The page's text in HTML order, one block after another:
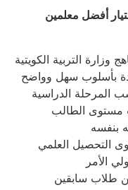
أفضل معلمين
التربية الكويتية
بأسلوب سهل وواضح
المرحلة الدراسية
الطالب
بنفسه
التحصيل العلمي
الأمر
طلاب سابقين